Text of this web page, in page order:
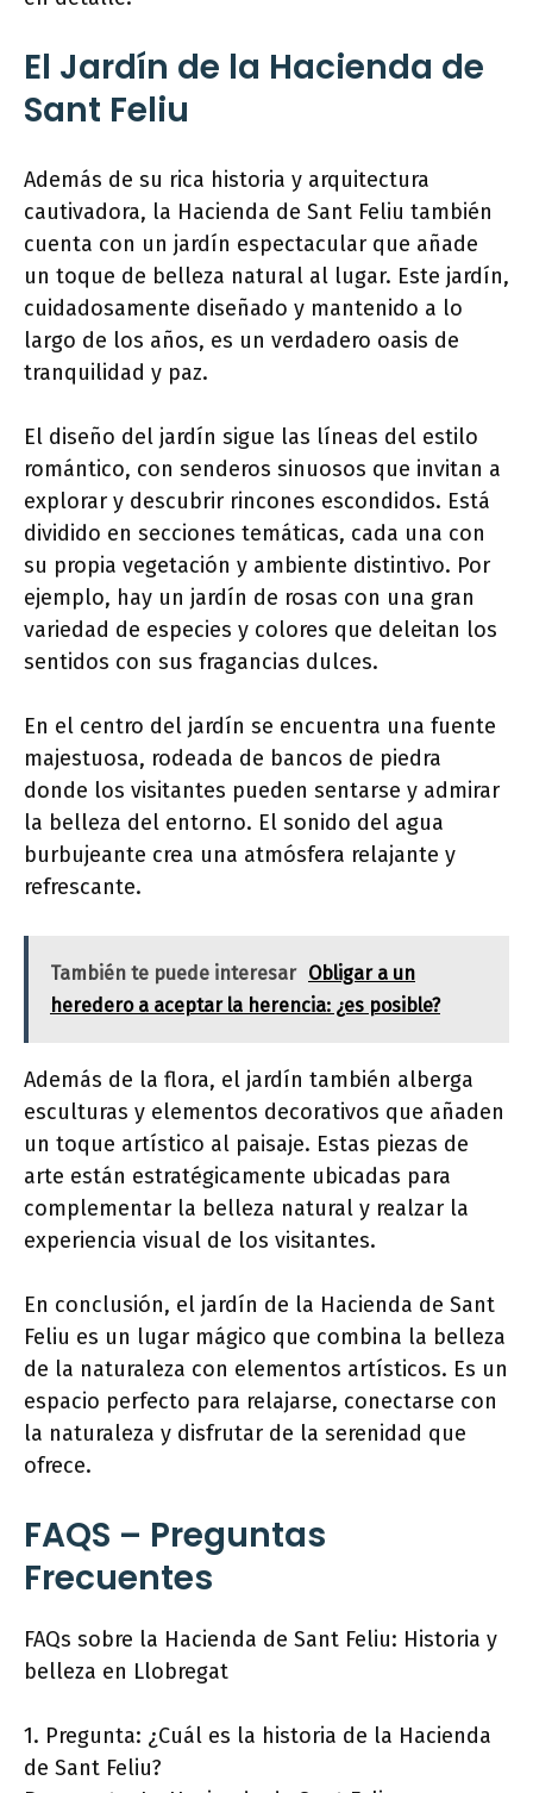
El Jardín de la Hacienda de
Sant Feliu
Además de su rica historia y arquitectura
cautivadora, la Hacienda de Sant Feliu también
cuenta con un jardín espectacular que añade
un toque de belleza natural al lugar. Este jardín,
cuidadosamente diseñado y mantenido a lo
largo de los años, es un verdadero oasis de
tranquilidad y paz.
El diseño del jardín sigue las líneas del estilo
romántico, con senderos sinuosos que invitan a
explorar y descubrir rincones escondidos. Está
dividido en secciones temáticas, cada una con
su propia vegetación y ambiente distintivo. Por
ejemplo, hay un jardín de rosas con una gran
variedad de especies y colores que deleitan los
sentidos con sus fragancias dulces.
En el centro del jardín se encuentra una fuente
majestuosa, rodeada de bancos de piedra
donde los visitantes pueden sentarse y admirar
la belleza del entorno. El sonido del agua
burbujeante crea una atmósfera relajante y
refrescante.
También te puede interesar Obligar a un
heredero a aceptar la herencia: ¿es posible?
Además de la flora, el jardín también alberga
esculturas y elementos decorativos que añaden
un toque artístico al paisaje. Estas piezas de
arte están estratégicamente ubicadas para
complementar la belleza natural y realzar la
experiencia visual de los visitantes.
En conclusión, el jardín de la Hacienda de Sant
Feliu es un lugar mágico que combina la belleza
de la naturaleza con elementos artísticos. Es un
espacio perfecto para relajarse, conectarse con
la naturaleza y disfrutar de la serenidad que
ofrece.
FAQS – Preguntas
Frecuentes
FAQs sobre la Hacienda de Sant Feliu: Historia y
belleza en Llobregat
1. Pregunta: ¿Cuál es la historia de la Hacienda
de Sant Feliu?